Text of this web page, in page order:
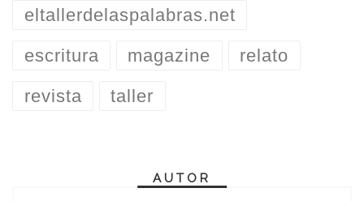
eltallerdelaspalabras.net
escritura magazine relato
revista taller
AUTOR